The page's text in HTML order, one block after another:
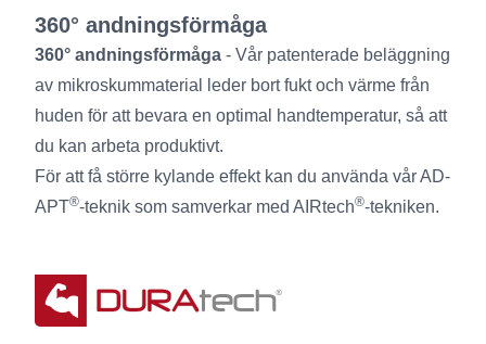
360° andningsförmåga
360° andningsförmåga - Vår patenterade beläggning
av mikroskummaterial leder bort fukt och värme från
huden för att bevara en optimal handtemperatur, så att
du kan arbeta produktivt.
För att få större kylande effekt kan du använda vår AD-
APT®-teknik som samverkar med AIRtech®-tekniken.